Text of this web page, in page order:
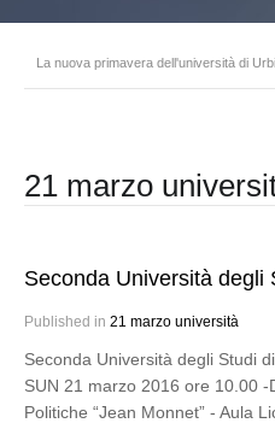
La nuova primavera dell'università di
21 marzo
Seconda Università degli
Published in 21 marzo università
Seconda Università degli Studi
SUN 21 marzo 2016 ore 10.00
Politiche “Jean Monnet” - Aula